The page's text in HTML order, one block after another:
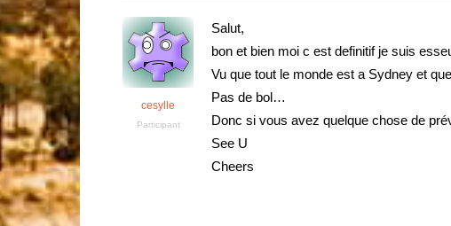
cesylle
Participant
Salut,
bon et bien moi c est definitif je suis
Vu que tout le monde est a Sydney et
Pas de bol…
Donc si vous avez quelque chose de
See U
Cheers